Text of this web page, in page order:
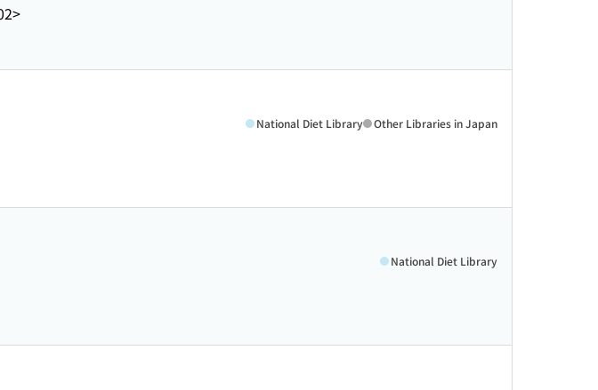
National Diet Library Other Libraries in Japan
National Diet Library